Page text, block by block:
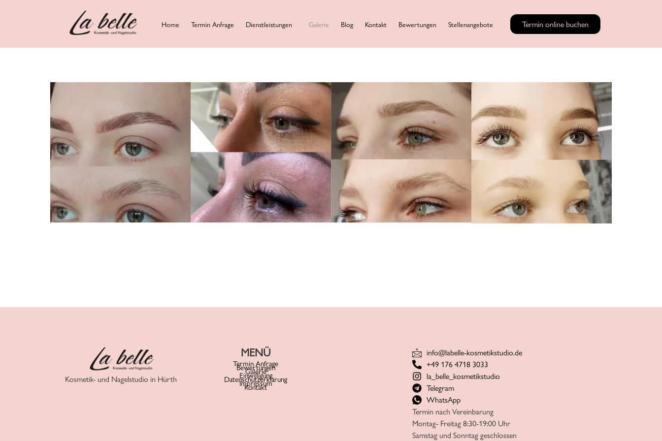
Home Termin Anfrage Dienstleistungen Galerie Blog Kontakt Bewertungen Stellenangebote Termin online buchen
Kosmetik- und Nagelstudio in Hürth
MENÜ
Termin Anfrage
Bewertungen
Galerie
Einwilligung
Datenschutzerklärung
Impressum
Kontakt
info@labelle-kosmetikstudio.de
+49 176 4718 3033
la_belle_kosmetikstudio
Telegram
WhatsApp
Termin nach Vereinbarung
Montag- Freitag 8:30-19:00 Uhr
Samstag und Sonntag geschlossen